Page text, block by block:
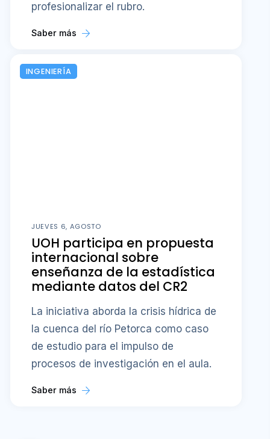
profesionalizar el rubro.
Saber más
INGENIERÍA
JUEVES 6, AGOSTO
UOH participa en propuesta
internacional sobre
enseñanza de la estadística
mediante datos del CR2
La iniciativa aborda la crisis hídrica de
la cuenca del río Petorca como caso
de estudio para el impulso de
procesos de investigación en el aula.
Saber más